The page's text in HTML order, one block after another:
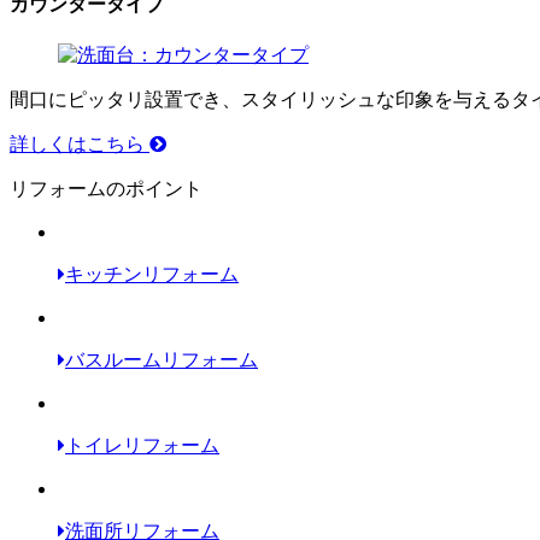
間口にピッタリ設置でき、スタイリッシュな印象を与えるタ
詳しくはこちら
リフォームのポイント
キッチンリフォーム
バスルームリフォーム
トイレリフォーム
洗面所リフォーム